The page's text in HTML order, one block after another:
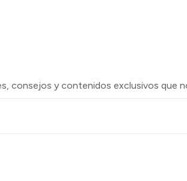
consejos y contenidos exclusivos que